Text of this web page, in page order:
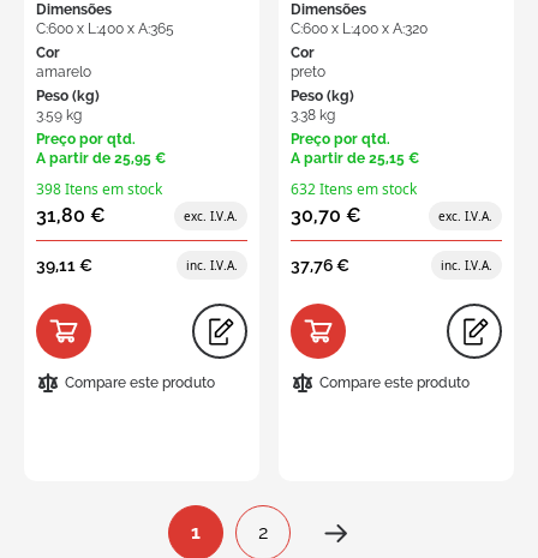
Dimensões
C:600 x L:400 x A:365
Cor
amarelo
Peso (kg)
3.59 kg
Preço por qtd.
A partir de 25,95 €
398 Itens em stock
31,80 €
39,11 €
Compare este produto
Dimensões
C:600 x L:400 x A:320
Cor
preto
Peso (kg)
3.38 kg
Preço por qtd.
A partir de 25,15 €
632 Itens em stock
30,70 €
37,76 €
Compare este produto
Página
Está de momento a ler a página
1
Página
2